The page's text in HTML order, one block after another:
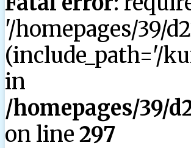
'/homepages/39/
(include_path='/
in
/homepages/39/
on line 297